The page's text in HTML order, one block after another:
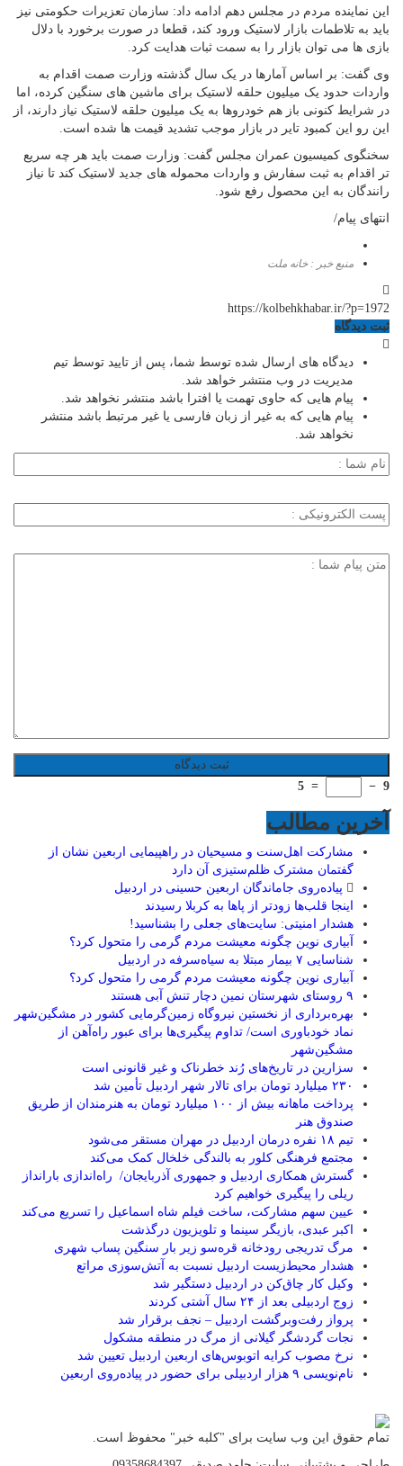
این نماینده مردم در مجلس دهم ادامه داد: سازمان تعزیرات حکومتی نیز
باید به تلاطمات بازار لاستیک ورود کند، قطعا در صورت برخورد با دلال
بازی ها می توان بازار را به سمت ثبات هدایت کرد.
وی گفت: بر اساس آمارها در یک سال گذشته وزارت صمت اقدام به
واردات حدود یک میلیون حلقه لاستیک برای ماشین های سنگین کرده، اما
در شرایط کنونی باز هم خودروها به یک میلیون حلقه لاستیک نیاز دارند، از
این رو این کمبود تایر در بازار موجب تشدید قیمت ها شده است.
سخنگوی کمیسیون عمران مجلس گفت: وزارت صمت باید هر چه سریع
تر اقدام به ثبت سفارش و واردات محموله های جدید لاستیک کند تا نیاز
رانندگان به این محصول رفع شود.
انتهای پیام/
منبع خبر : خانه ملت
https://kolbehkhabar.ir/?p=1972
ثبت دیدگاه
دیدگاه های ارسال شده توسط شما، پس از تایید توسط تیم
مدیریت در وب منتشر خواهد شد.
پیام هایی که حاوی تهمت یا افترا باشد منتشر نخواهد شد.
پیام هایی که به غیر از زبان فارسی یا غیر مرتبط باشد منتشر
نخواهد شد.
9
−
=
5
آخرین مطالب
مشارکت اهل‌سنت و مسیحیان در راهپیمایی اربعین نشان از
گفتمان مشترک ظلم‌ستیزی آن دارد
پیاده‌روی جاماندگان اربعین حسینی در اردبیل
اینجا قلب‌ها زودتر از پاها به کربلا رسیدند
هشدار امنیتی: سایت‌های جعلی را بشناسید!
آبیاری نوین چگونه معیشت مردم گرمی را متحول کرد؟
شناسایی ۷ بیمار مبتلا به سیاه‌سرفه در اردبیل
آبیاری نوین چگونه معیشت مردم گرمی را متحول کرد؟
۹ روستای شهرستان نمین دچار تنش آبی هستند
بهره‌برداری از نخستین نیروگاه زمین‌گرمایی کشور در مشگین‌شهر
نماد خودباوری است/ تداوم پیگیری‌ها برای عبور راه‌آهن از
مشگین‌شهر
سزارین در تاریخ‌های رُند خطرناک و غیر قانونی است
۲۳۰ میلیارد تومان برای تالار شهر اردبیل تأمین شد
پرداخت ماهانه بیش از ۱۰۰ میلیارد تومان به هنرمندان از طریق
صندوق هنر
تیم ۱۸ نفره درمان اردبیل در مهران مستقر می‌شود
مجتمع فرهنگی کلور به بالندگی خلخال کمک می‌کند
گسترش همکاری اردبیل و جمهوری آذربایجان/ راه‌اندازی بارانداز
ریلی را پیگیری خواهیم کرد
عیین سهم مشارکت، ساخت فیلم شاه‌ اسماعیل را تسریع می‌کند
اکبر عبدی، بازیگر سینما و تلویزیون درگذشت
مرگ تدریجی رودخانه قره‌سو زیر بار سنگین پساب شهری
هشدار محیط‌زیست اردبیل نسبت به آتش‌سوزی مراتع
وکیل کار چاق‌کن در اردبیل دستگیر شد
زوج اردبیلی بعد از ۲۴ سال آشتی کردند
پرواز رفت‌وبرگشت اردبیل – نجف برقرار شد
نجات گردشگر گیلانی از مرگ در منطقه مشکول
نرخ مصوب کرایه اتوبوس‌های اربعین اردبیل تعیین شد
نام‌نویسی ۹ هزار اردبیلی برای حضور در پیاده‌روی اربعین
تمام حقوق این وب سایت برای "کلبه خبر" محفوظ است.